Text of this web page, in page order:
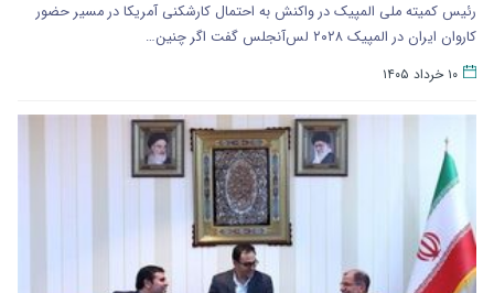
رئیس کمیته ملی المپیک در واکنش به احتمال کارشکنی آمریکا در مسیر حضور
کاروان ایران در المپیک ۲۰۲۸ لس‌آنجلس گفت اگر چنین…
۱۰ خرداد ۱۴۰۵